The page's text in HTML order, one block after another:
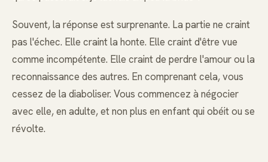
Souvent, la réponse est surprenante. La partie ne craint
pas l'échec. Elle craint la honte. Elle craint d'être vue
comme incompétente. Elle craint de perdre l'amour ou la
reconnaissance des autres. En comprenant cela, vous
cessez de la diaboliser. Vous commencez à négocier
avec elle, en adulte, et non plus en enfant qui obéit ou se
révolte.